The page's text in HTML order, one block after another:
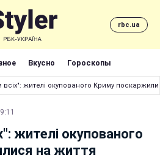
rbc.ua
Вкусно Гороскопы
всіх": жителі окупованого Криму
жителі окупованого
на життя